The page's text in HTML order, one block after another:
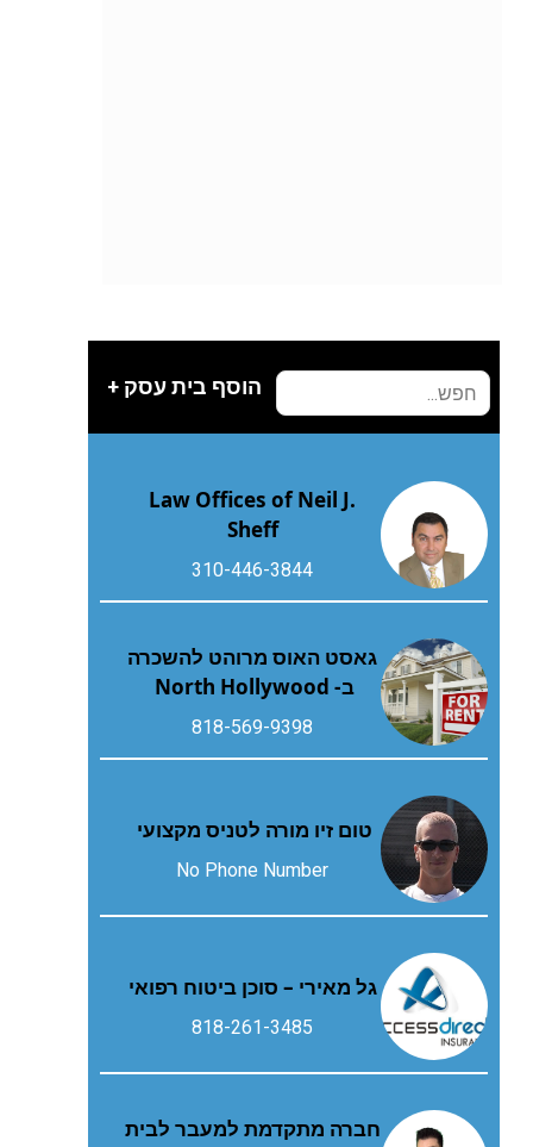
הוסף בית עסק +
Law Offices of Neil J.
Sheff
310-446-3844
גאסט האוס מרוהט להשכרה
ב- North Hollywood
818-569-9398
טום זיו מורה לטניס מקצועי
No Phone Number
גל מאירי – סוכן ביטוח רפואי
818-261-3485
חברה מתקדמת למעבר לבית